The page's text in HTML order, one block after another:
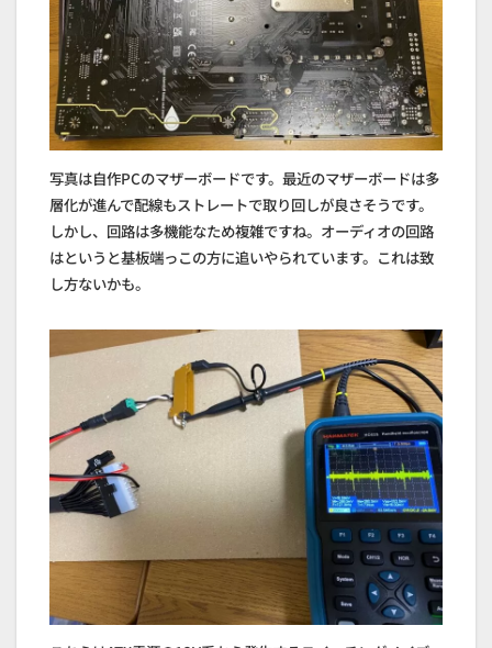
写真は自作PCのマザーボードです。最近のマザーボードは多
層化が進んで配線もストレートで取り回しが良さそうです。
しかし、回路は多機能なため複雑ですね。オーディオの回路
はというと基板端っこの方に追いやられています。これは致
し方ないかも。